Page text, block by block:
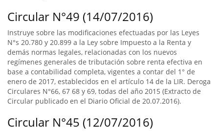
Circular N°49 (14/07/2016)
Instruye sobre las modificaciones efectuadas por las Leyes
N°s 20.780 y 20.899 a la Ley sobre Impuesto a la Renta y
demás normas legales, relacionadas con los nuevos
regímenes generales de tributación sobre renta efectiva en
base a contabilidad completa, vigentes a contar del 1° de
enero de 2017, establecidos en el artículo 14 de la LIR. Deroga
Circulares N°66, 67 68 y 69, todas del año 2015 (Extracto de
Circular publicado en el Diario Oficial de 20.07.2016).
Circular N°45 (12/07/2016)